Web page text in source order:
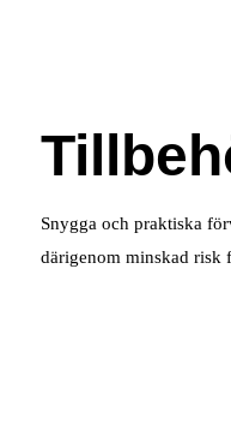
Snygga och praktiska
därigenom minskad risk